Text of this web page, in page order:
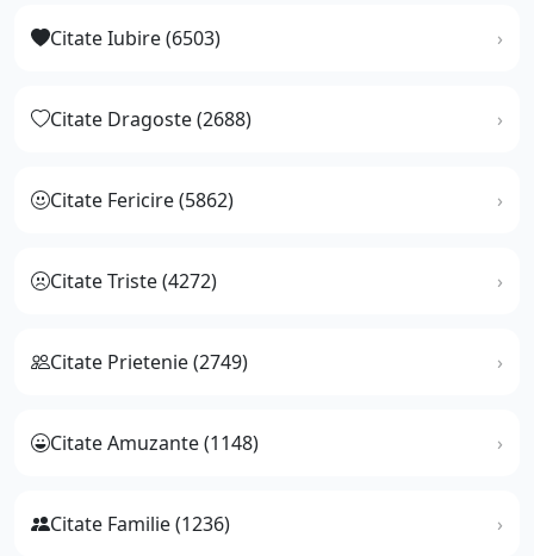
Citate Iubire (6503)
Citate Dragoste (2688)
Citate Fericire (5862)
Citate Triste (4272)
Citate Prietenie (2749)
Citate Amuzante (1148)
Citate Familie (1236)